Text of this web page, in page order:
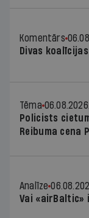
Komentārs
Divas koalīcijas
Tēma 06.08.2026.
Policists
Reibuma cena
Analīze
Vai «airBaltic»